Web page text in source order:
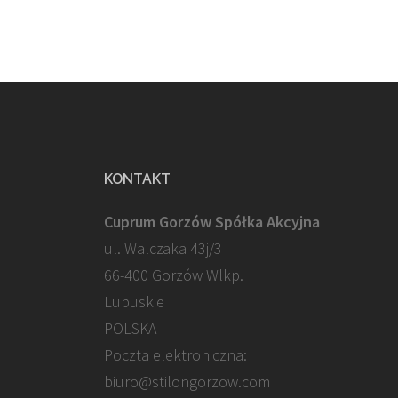
KONTAKT
Cuprum Gorzów Spółka Akcyjna
ul. Walczaka 43j/3
66-400 Gorzów Wlkp.
Lubuskie
POLSKA
Poczta elektroniczna:
biuro@stilongorzow.com